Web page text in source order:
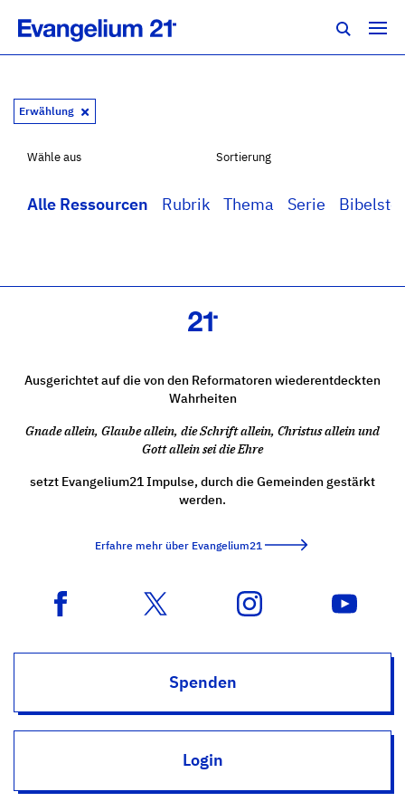
Erwählung
Wähle aus
Alle Ressourcen Rubrik Thema Serie
Sortierung
Ausgerichtet auf die von den Reformatoren wiederentdeckten
Wahrheiten
Gnade allein, Glaube allein, die Schrift allein, Christus allein und
Gott allein sei die Ehre
setzt Evangelium21 Impulse, durch die Gemeinden gestärkt
werden.
Erfahre mehr über Evangelium21
Spenden
Login